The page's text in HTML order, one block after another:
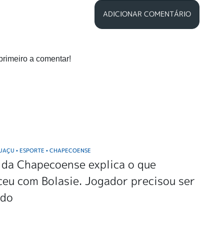
ADICIONAR COMENTÁRIO
a comentar!
• ESPORTE• CHAPECOENSE
Chapecoense explica o que
com Bolasie. Jogador precisou ser